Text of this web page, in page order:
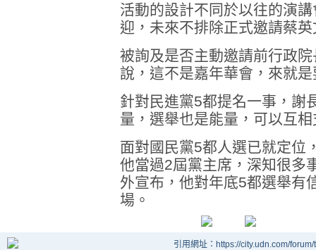
活動的設計不同於以往的演
迎，未來不排除正式邀請蔡
被詢及是否主動邀請前行政
說，這不是嘉年華會，來就
針對民進黨5都提名一事，謝
量，選舉也是能量，可以互
面對國民黨5都人選已就定位
他當過2屆黨主席，深知很多
外宣布，他對年底5都選舉有
場。
引用網址：https://city.udn.com/